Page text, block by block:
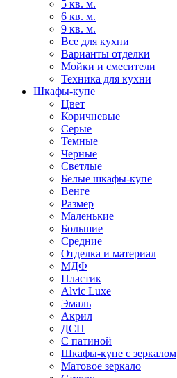
5 кв. м.
6 кв. м.
9 кв. м.
Все для кухни
Варианты отделки
Мойки и смесители
Техника для кухни
Шкафы-купе
Цвет
Коричневые
Серые
Темные
Черные
Светлые
Белые шкафы-купе
Венге
Размер
Маленькие
Большие
Средние
Отделка и материал
МДФ
Пластик
Alvic Luxe
Эмаль
Акрил
ДСП
С патиной
Шкафы-купе с зеркалом
Матовое зеркало